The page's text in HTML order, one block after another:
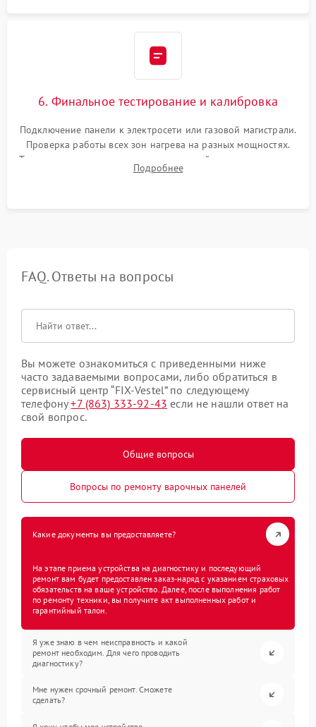
6. Финальное тестирование и калибровка
Подключение панели к электросети или газовой магистрали.
Проверка работы всех зон нагрева на разных мощностях.
Тестирование сенсорного управления, таймера, индикаторов
остаточного тепла и систем защиты от перегрева.
Подробнее
FAQ. Ответы на вопросы
Вы можете ознакомиться с приведенными ниже
часто задаваемыми вопросами, либо обратиться в
сервисный центр “FIX-Vestel” по следующему
телефону+7 (863) 333-92-43 если не нашли ответ на
свой вопрос.
Общие вопросы
Вопросы по ремонту варочных панелей
Какие документы вы предоставляете?
На этапе приема устройства на диагностику и последующий
ремонт вам будет предоставлен заказ-наряд с указанием страховых
обязательств на ваше устройство. Далее, после выполнения работ
по ремонту техники, вы получите акт выполненных работ и
гарантийный талон.
Я уже знаю в чем неисправность и какой
ремонт необходим. Для чего проводить
диагностику?
Мне нужен срочный ремонт. Сможете
сделать?